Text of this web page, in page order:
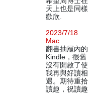
天上也是同樣
歡欣.
2023/7/18
Mac
翻書抽屜內的
Kindle，很舊
沒有開啟了使
我再與好讀相
遇。期待重拾
讀趣，祝讀趣